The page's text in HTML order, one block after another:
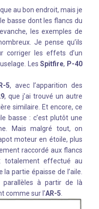
au bon endroit, mais je
basse dont les flancs du
les exemples de
Je pense qu’ils
corriger les effets d’un
LesSpitfire, P-40
5, avec l’apparition des
, que j’ai trouvé un autre
similaire. Et encore, ce
basse : c’est plutôt une
Mais malgré tout, on
moteur en étoile, plus
raccordé aux flancs
totalement effectué au
partie épaisse de l’aile.
parallèles à partir de là
comme sur l’AR-5.